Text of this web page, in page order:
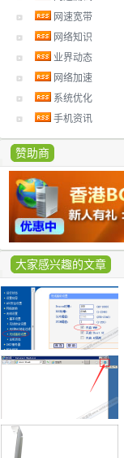
网速宽带
网络知识
业界动态
网络加速
系统优化
手机资讯
赞助商
大家感兴趣的文章